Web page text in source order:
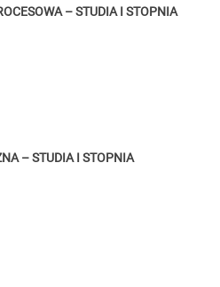
– STUDIA I STOPNIA
– STUDIA I STOPNIA